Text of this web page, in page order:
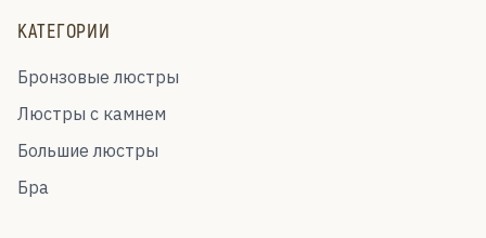
КАТЕГОРИИ
Бронзовые люстры
Люстры с камнем
Большие люстры
Бра